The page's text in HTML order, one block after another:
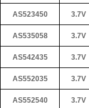
AS523450 3.7V
AS535058 3.7V
AS542435 3.7V
AS552035 3.7V
AS552540 3.7V